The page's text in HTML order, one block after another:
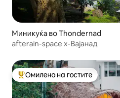
Миникуќа во Thondernad
afterain-space x-Вајанад
Меѓу најуспешните „Омилени
Омилено на гостите